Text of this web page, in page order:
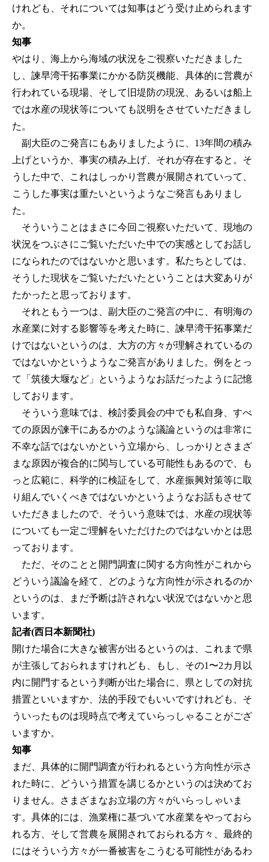
けれども、それについては知事はどう受け止められます
か。
知事
やはり、海上から海域の状況をご視察いただきました
し、諫早湾干拓事業にかかる防災機能、具体的に営農が
行われている現場、そして旧堤防の現況、あるいは船上
では水産の現状等についても説明をさせていただきまし
た。
副大臣のご発言にもありましたように、13年間の積み
上げというか、事実の積み上げ、それが存在すると。そ
うした中で、これはしっかり営農が展開されていって、
こうした事実は重たいというようなご発言もありまし
た。
そういうことはまさに今回ご視察いただいて、現地の
状況をつぶさにご覧いただいた中での実感としてお話し
になられたのではないかと思います。私たちとしては、
そうした現状をご覧いただいたということは大変ありが
たかったと思っております。
それともう一つは、副大臣のご発言の中に、有明海の
水産業に対する影響等を考えた時に、諫早湾干拓事業だ
けではないというのは、大方の方々が理解されているの
ではないかというようなご発言がありました。例をとっ
て「筑後大堰など」というようなお話だったように記憶
しております。
そういう意味では、検討委員会の中でも私自身、すべ
ての原因が諫干にあるかのような議論というのは非常に
不幸な話ではないかという立場から、しっかりとさまざ
まな原因が複合的に関与している可能性もあるので、も
っと広範に、科学的に検証をして、水産振興対策等に取
り組んでいくべきではないかというようなお話もさせて
いただきましたので、そういう意味では、水産の現状等
についても一定ご理解をいただけたのではないかとは思
っております。
ただ、そのことと開門調査に関する方向性がこれから
どういう議論を経て、どのような方向性が示されるのか
というのは、まだ予断は許されない状況ではないかと思
います。
記者(西日本新聞社)
開けた場合に大きな被害が出るというのは、これまで県
が主張しておられますけれども、もし、その1〜2カ月以
内に開門するという判断が出た場合に、県としての対抗
措置といいますか、法的手段でもいいですけれども、そ
ういったものは現時点で考えていらっしゃることがござ
いますか。
知事
まだ、具体的に開門調査が行われるという方向性が示さ
れた時に、どういう措置を講じるかというのは決めてお
りません。さまざまなお立場の方々がいらっしゃいま
す。具体的には、漁業権に基づいて水産業をやっておら
れる方、そして営農を展開されておられる方々、最終的
にはそういう方々が一番被害をこうむる可能性があるわ